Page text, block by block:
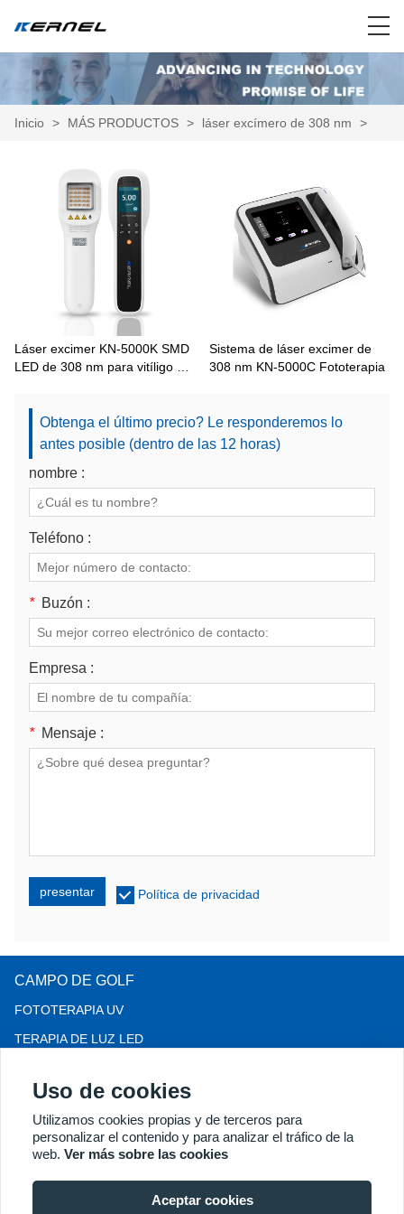
Inicio > MÁS PRODUCTOS > láser excímero de 308 nm >
Láser excimer KN-5000K SMD
LED de 308 nm para vitíligo y
Sistema de láser excimer de
308 nm KN-5000C Fototerapia
Obtenga el último precio? Le responderemos lo
antes posible (dentro de las 12 horas)
nombre :
Teléfono :
* Buzón :
Empresa :
* Mensaje :
presentar Política de privacidad
CAMPO DE GOLF
FOTOTERAPIA UV
TERAPIA DE LUZ LED
COLPOSCOPIO
MÁS PRODUCTOS
Copyright® 2018 Kernel Medical Equipment Co.,LTD. Dirección
electrónico: may@kernelmed.com
Uso de cookies
Utilizamos cookies propias y de terceros para
personalizar el contenido y para analizar el tráfico de la
web. Ver más sobre las cookies
Aceptar cookies